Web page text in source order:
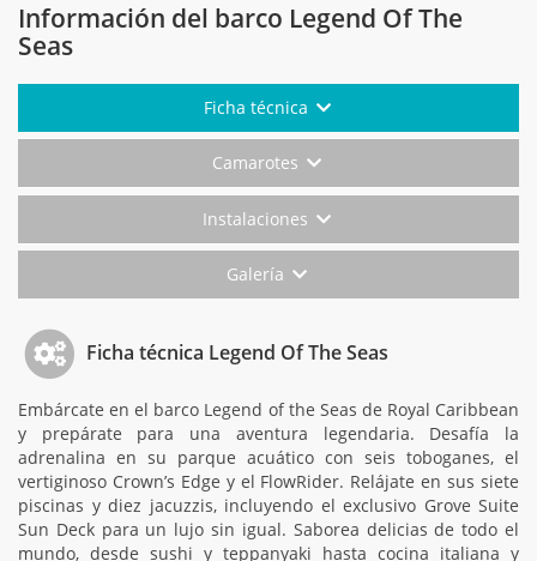
Información del barco Legend Of The
Seas
Ficha técnica
Camarotes
Instalaciones
Galería
Ficha técnica Legend Of The Seas
Embárcate en el barco Legend of the Seas de Royal Caribbean
y prepárate para una aventura legendaria. Desafía la
adrenalina en su parque acuático con seis toboganes, el
vertiginoso Crown’s Edge y el FlowRider. Relájate en sus siete
piscinas y diez jacuzzis, incluyendo el exclusivo Grove Suite
Sun Deck para un lujo sin igual. Saborea delicias de todo el
mundo, desde sushi y teppanyaki hasta cocina italiana y